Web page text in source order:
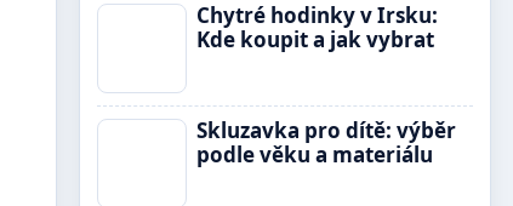
Chytré hodinky v Irsku:
Kde koupit a jak vybrat
Skluzavka pro dítě: výběr
podle věku a materiálu